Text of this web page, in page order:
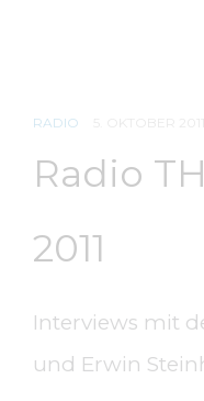
RADIO
Radio
2011
Interviews mit
und Erwin